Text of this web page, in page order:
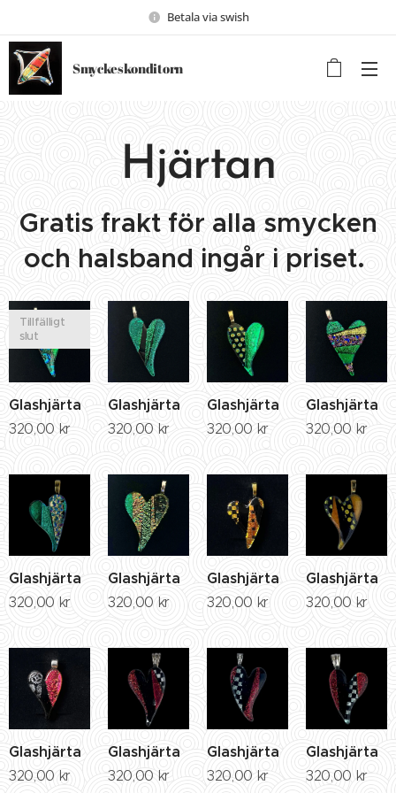
Betala via swish
Smyckeskonditorn
Hjärtan
Gratis frakt för alla smycken
och halsband ingår i priset.
Glashjärta
Tillfälligt
slut
320,00 kr
Glashjärta
320,00 kr
Glashjärta
320,00 kr
Glashjärta
320,00 kr
Glashjärta
320,00 kr
Glashjärta
320,00 kr
Glashjärta
320,00 kr
Glashjärta
320,00 kr
Glashjärta
320,00 kr
Glashjärta
320,00 kr
Glashjärta
320,00 kr
Glashjärta
320,00 kr